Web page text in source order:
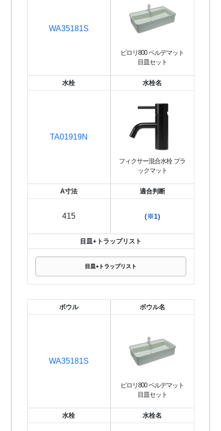
WA35181S
ピロリ800 ベルデマット
目皿セット
水栓
TA01919N
水栓名
フィクサー混合水栓 ブラ
ックマット
A寸法
415
適合判断
(※1)
目皿+トラップリスト
目皿+トラップリスト
ボウル
WA35181S
ボウル名
ピロリ800 ベルデマット
目皿セット
水栓 水栓名